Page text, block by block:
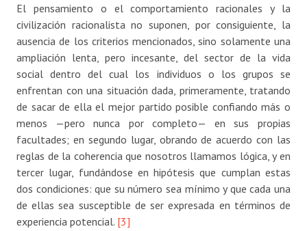
El pensamiento o el comportamiento racionales y la
civilización racionalista no suponen, por consiguiente, la
ausencia de los criterios mencionados, sino solamente una
ampliación lenta, pero incesante, del sector de la vida
social dentro del cual los individuos o los grupos se
enfrentan con una situación dada, primeramente, tratando
de sacar de ella el mejor partido posible confiando más o
menos —pero nunca por completo— en sus propias
facultades; en segundo lugar, obrando de acuerdo con las
reglas de la coherencia que nosotros llamamos lógica, y en
tercer lugar, fundándose en hipótesis que cumplan estas
dos condiciones: que su número sea mínimo y que cada una
de ellas sea susceptible de ser expresada en términos de
experiencia potencial. [3]